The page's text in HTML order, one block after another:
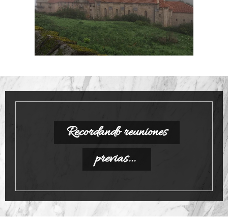
Recordando reuniones
previas...